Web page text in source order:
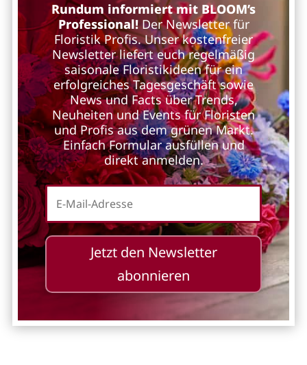
Rundum informiert mit BLOOM’s
Professional!Der Newsletter für
Floristik Profis. Unser kostenfreier
Newsletter liefert euch regelmäßig
saisonale Floristikideen für ein
erfolgreiches Tagesgeschäft sowie
News und Facts über Trends,
Neuheiten und Events für Floristen
und Profis aus dem grünen Markt.
Einfach Formular ausfüllen und
direkt anmelden.
Jetzt den Newsletter
abonnieren